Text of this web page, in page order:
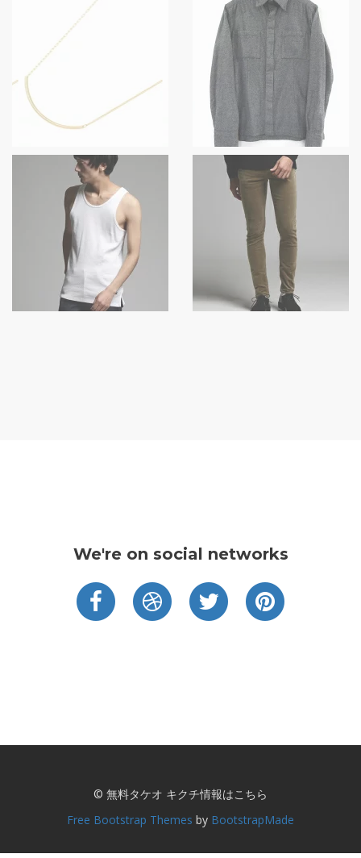
We're on social networks
© 無料タケオ キクチ情報はこちら
Free Bootstrap Themes by BootstrapMade